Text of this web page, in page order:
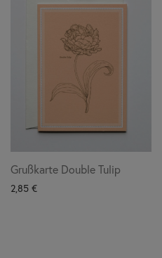
Grußkarte Double Tulip
2,85 €